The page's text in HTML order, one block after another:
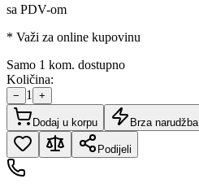
sa PDV-om
* Važi za online kupovinu
Samo 1 kom. dostupno
Količina:
− 1 +
Dodaj u korpu Brza narudžba
Podijeli